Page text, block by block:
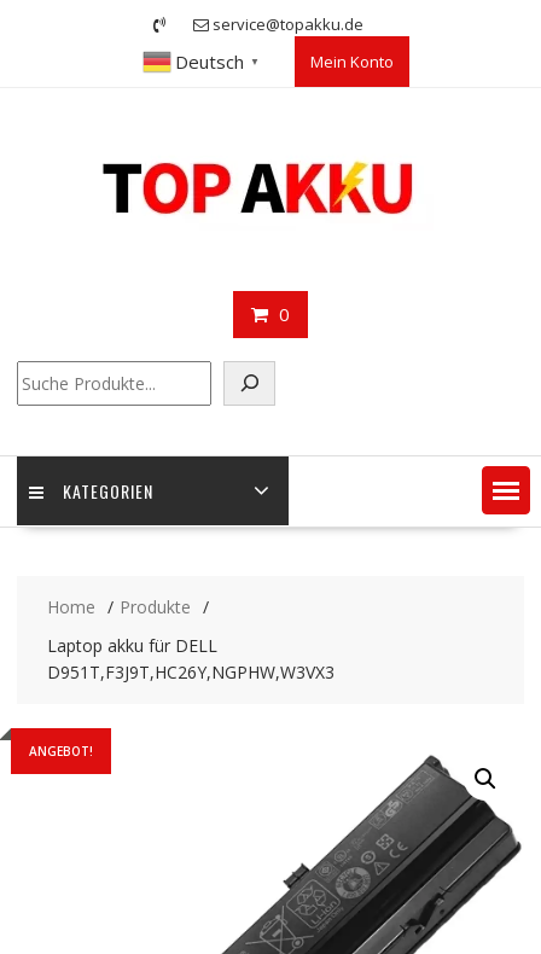
service@topakku.de
Deutsch ▼ Mein Konto
0
KATEGORIEN
Home
Produkte
Laptop akku für DELL
D951T,F3J9T,HC26Y,NGPHW,W3VX3
ANGEBOT!